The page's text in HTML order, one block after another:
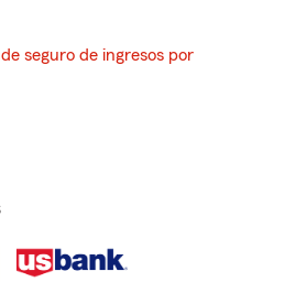
seguro de ingresos por